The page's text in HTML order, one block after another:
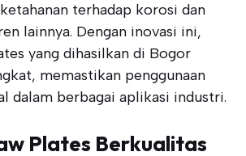
terhadap korosi dan
lainnya. Dengan inovasi ini,
yang dihasilkan di Bogor
memastikan penggunaan
dalam berbagai aplikasi industri.
Plates Berkualitas